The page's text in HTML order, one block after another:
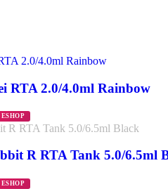
RTA 2.0/4.0ml Rainbow
R RTA Tank 5.0/6.5ml